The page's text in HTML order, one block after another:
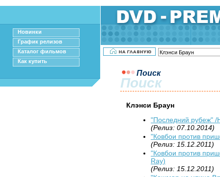
Новинки
График релизов
Каталог фильмов
Как купить
Поиск
Поиск
Клэнси Браун
"Последний рубеж" /
(Релиз: 07.10.2014)
"Ковбои против
(Релиз: 15.12.2011)
"Ковбои против
Ray)
(Релиз: 15.12.2011)